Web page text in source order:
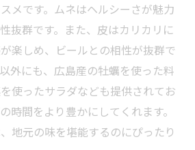
身の合う味わい方
かした一品料理の提案
鮮の絶妙な調和を楽しむ方法
供するおすすめの海鮮料理
の幸を彩るお酒の選び方
鳥を同時に楽しめるメニュー紹
メです。ムネはヘルシーさが魅力
抜群です。また、皮はカリカリに
楽しめ、ビールとの相性が抜群で
外にも、広島産の牡蠣を使った料
使ったサラダなども提供されてお
時間をより豊かにしてくれます。
地元の味を堪能するのにぴったり